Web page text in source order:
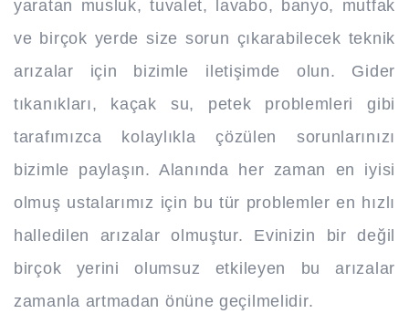
yaratan musluk, tuvalet, lavabo, banyo, mutfak
ve birçok yerde size sorun çıkarabilecek teknik
arızalar için bizimle iletişimde olun. Gider
tıkanıkları, kaçak su, petek problemleri gibi
tarafımızca kolaylıkla çözülen sorunlarınızı
bizimle paylaşın. Alanında her zaman en iyisi
olmuş ustalarımız için bu tür problemler en hızlı
halledilen arızalar olmuştur. Evinizin bir değil
birçok yerini olumsuz etkileyen bu arızalar
zamanla artmadan önüne geçilmelidir.